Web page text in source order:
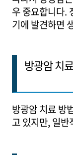
우 중요합니다.
기에 발견하면
방광암 치
방광암 치료 방
고 있지만, 일